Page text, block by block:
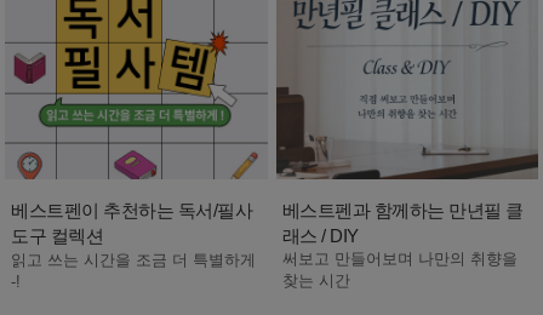
베스트펜이 추천하는 독서/필사
도구 컬렉션
읽고 쓰는 시간을 조금 더 특별하게
-!
베스트펜과 함께하는 만년필 클
래스 / DIY
써보고 만들어보며 나만의 취향을
찾는 시간